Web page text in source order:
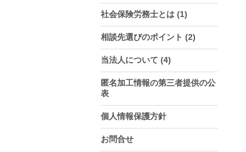
社会保険労務士とは (1)
相談先選びのポイント (2)
当法人について (4)
匿名加工情報の第三者提供の公
表
個人情報保護方針
お問合せ